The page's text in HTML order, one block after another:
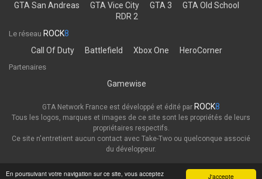
J'accepte
En poursuivant votre navigation sur ce site, vous acceptez
GTA San Andreas
GTA Vice City GTA 3
GTA Old School
RDR 2
Le réseau ROCK8
Call Of Duty
Battlefield Xbox One HeroCorner
Partenaires
Gamewise
GTA Network France est développé et édité par ROCK8
Tous les logos, marques et images de ce site sont les propriétés de leurs
propriétaires respectifs.
Ce site n'entretient aucun contact avec Take-Two ou quelconque associé
du développeur.
Thème Politique de confidentialité